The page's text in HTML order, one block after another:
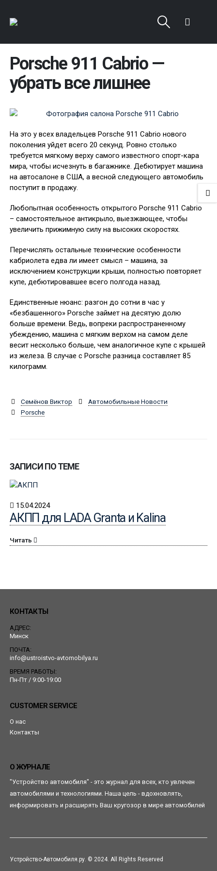
Porsche 911 Cabrio —
убрать все лишнее
На это у всех владельцев Porsche 911 Cabrio нового
поколения уйдет всего 20 секунд. Ровно столько
требуется мягкому верху самого известного спорт-кара
мира, чтобы исчезнуть в багажнике. Дебютирует машина
на автосалоне в США, а весной следующего автомобиль
поступит в продажу.
Любопытная особенность открытого Porsche 911 Cabrio
– самостоятельное антикрыло, выезжающее, чтобы
увеличить прижимную силу на высоких скоростях.
Перечислять остальные технические особенности
кабриолета едва ли имеет смысл – машина, за
исключением конструкции крыши, полностью повторяет
купе, дебютировавшее всего полгода назад.
Единственные нюанс: разгон до сотни в час у
«безбашенного» Porsche займет на десятую долю
больше времени. Ведь, вопреки распространенному
убеждению, машина с мягким верхом на самом деле
весит несколько больше, чем аналогичное купе с крышей
из железа. В случае с Porsche разница составляет 85
килограмм.
Семёнов Виктор
Автомобильные Новости
Porsche
ЗАПИСИ ПО ТЕМЕ
15.04.2024
АКПП для LADA Granta и Kalina
Читать
КОНТАКТЫ
АДРЕС:
Минск
ПОЧТА:
info@ustroistvo-avtomobilya.ru
ВРЕМЯ РАБОТЫ:
Пн-Пт / 9:00-19:00
CUSTOMER SERVICE
О нас
Контакты
О ЖУРНАЛЕ
"Устройство автомобиля" - это журнал для всех, кто увлечен
автомобилями и технологиями. Наша цель - вдохновлять,
информировать и расширять Ваш кругозор в мире автомобилей
Устройство-Автомобиля.ру. © 2024. All Rights Reserved